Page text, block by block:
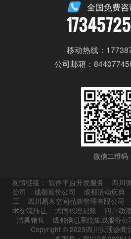
全国免费
移动热线：
公司邮箱：
微信二维码
友情链接：软件平台开发服务 四川
公司
成都造价公司 成都活动庆典
工
四川易木空间品牌管理有限公司
术交流转让
大同代理记账 四川动
洁具销售
成都信息系统集成服务公
Copyright © 2023四川贝通扬商